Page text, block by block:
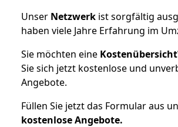
Unser Netzwerk ist sorgfältig
haben viele Jahre Erfahrung im
Sie möchten eine
Sie sich jetzt kostenlose und
Angebote.
Füllen Sie jetzt das Formular aus
kostenloseAngebote.